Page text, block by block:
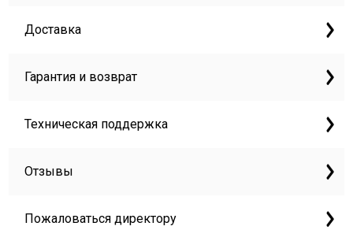
Доставка
Гарантия и возврат
Техническая поддержка
Отзывы
Пожаловаться директору